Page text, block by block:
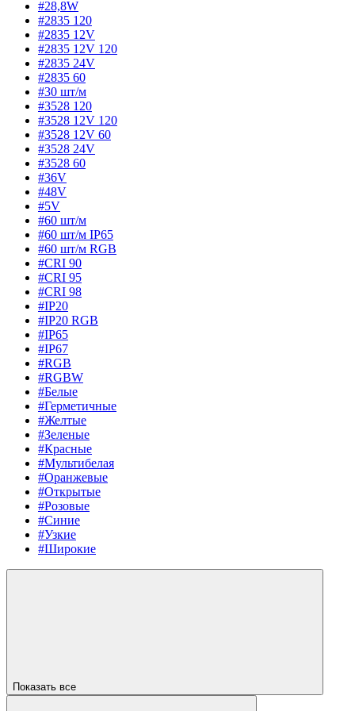
#28,8W
#2835 120
#2835 12V
#2835 12V 120
#2835 24V
#2835 60
#30 шт/м
#3528 120
#3528 12V 120
#3528 12V 60
#3528 24V
#3528 60
#36V
#48V
#5V
#60 шт/м
#60 шт/м IP65
#60 шт/м RGB
#CRI 90
#CRI 95
#CRI 98
#IP20
#IP20 RGB
#IP65
#IP67
#RGB
#RGBW
#Белые
#Герметичные
#Желтые
#Зеленые
#Красные
#Мультибелая
#Оранжевые
#Открытые
#Розовые
#Синие
#Узкие
#Широкие
Показать все